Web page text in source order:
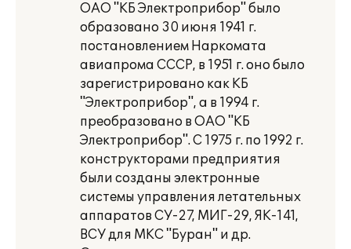
ОАО "КБ Электроприбор" было
образовано 30 июня 1941 г.
постановлением Наркомата
авиапрома СССР, в 1951 г. оно было
зарегистрировано как КБ
"Электроприбор", а в 1994 г.
преобразовано в ОАО "КБ
Электроприбор". С 1975 г. по 1992 г.
конструкторами предприятия
были созданы электронные
системы управления летательных
аппаратов СУ-27, МИГ-29, ЯК-141,
ВСУ для МКС "Буран" и др.